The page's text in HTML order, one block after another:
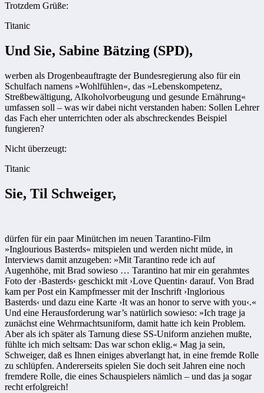
Trotzdem Grüße:
Titanic
Und Sie, Sabine Bätzing (SPD),
werben als Drogenbeauftragte der Bundesregierung also für ein
Schulfach namens »Wohlfühlen«, das »Lebenskompetenz,
Streßbewältigung, Alkoholvorbeugung und gesunde Ernährung«
umfassen soll – was wir dabei nicht verstanden haben: Sollen Lehrer
das Fach eher unterrichten oder als abschreckendes Beispiel
fungieren?
Nicht überzeugt:
Titanic
Sie, Til Schweiger,
dürfen für ein paar Minütchen im neuen Tarantino-Film
»Inglourious Basterds« mitspielen und werden nicht müde, in
Interviews damit anzugeben: »Mit Tarantino rede ich auf
Augenhöhe, mit Brad sowieso … Tarantino hat mir ein gerahmtes
Foto der ›Basterds‹ geschickt mit ›Love Quentin‹ darauf. Von Brad
kam per Post ein Kampfmesser mit der Inschrift ›Inglorious
Basterds‹ und dazu eine Karte ›It was an honor to serve with you‹.«
Und eine Herausforderung war’s natürlich sowieso: »Ich trage ja
zunächst eine Wehrmachtsuniform, damit hatte ich kein Problem.
Aber als ich später als Tarnung diese SS-Uniform anziehen mußte,
fühlte ich mich seltsam: Das war schon eklig.« Mag ja sein,
Schweiger, daß es Ihnen einiges abverlangt hat, in eine fremde Rolle
zu schlüpfen. Andererseits spielen Sie doch seit Jahren eine noch
fremdere Rolle, die eines Schauspielers nämlich – und das ja sogar
recht erfolgreich!